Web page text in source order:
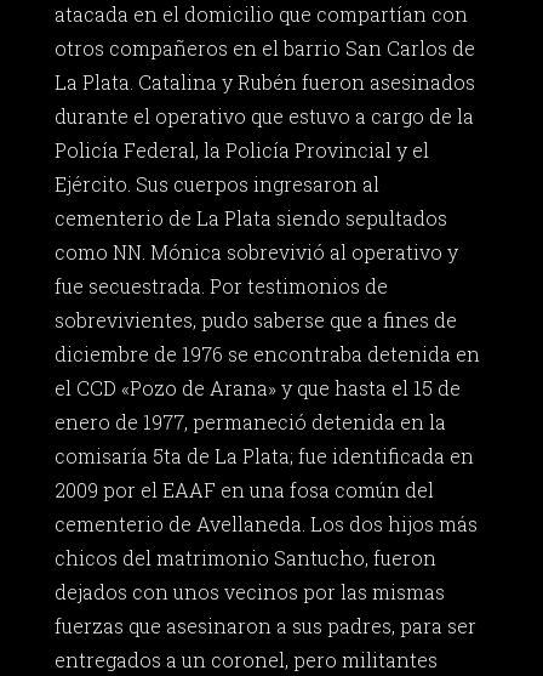
atacada en el domicilio que compartían con
otros compañeros en el barrio San Carlos de
La Plata. Catalina y Rubén fueron asesinados
durante el operativo que estuvo a cargo de la
Policía Federal, la Policía Provincial y el
Ejército. Sus cuerpos ingresaron al
cementerio de La Plata siendo sepultados
como NN. Mónica sobrevivió al operativo y
fue secuestrada. Por testimonios de
sobrevivientes, pudo saberse que a fines de
diciembre de 1976 se encontraba detenida en
el CCD «Pozo de Arana» y que hasta el 15 de
enero de 1977, permaneció detenida en la
comisaría 5ta de La Plata; fue identificada en
2009 por el EAAF en una fosa común del
cementerio de Avellaneda. Los dos hijos más
chicos del matrimonio Santucho, fueron
dejados con unos vecinos por las mismas
fuerzas que asesinaron a sus padres, para ser
entregados a un coronel, pero militantes